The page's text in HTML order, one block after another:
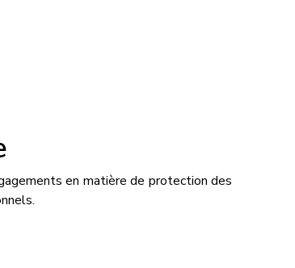
en matière de protection des